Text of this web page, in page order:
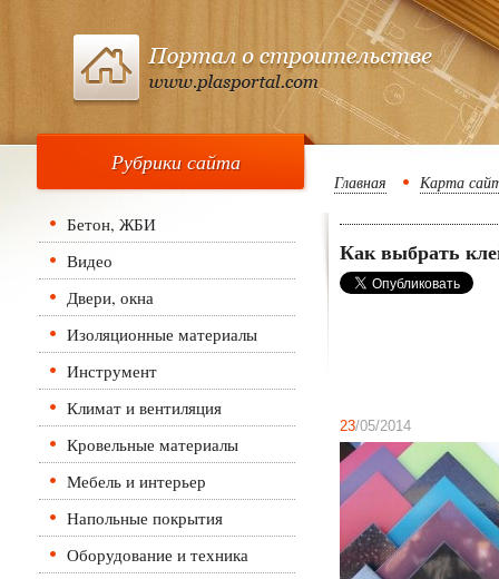
Рубрики сайта
Бетон, ЖБИ
Видео
Двери, окна
Изоляционные материалы
Инструмент
Климат и вентиляция
Кровельные материалы
Мебель и интерьер
Напольные покрытия
Оборудование и техника
Главная Карта
Как выбрать
23/05/2014